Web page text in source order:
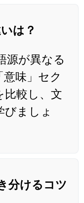
は？
源が異なる
味」セク
比較し、文
ましょ
分けるコツ